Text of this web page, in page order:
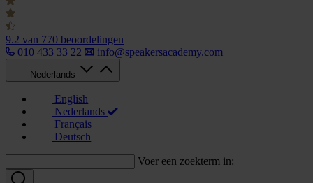
9.2 van 770 beoordelingen
010 433 33 22
info@speakersacademy.com
Nederlands
English
Nederlands
Français
Deutsch
Voer een zoekterm in: